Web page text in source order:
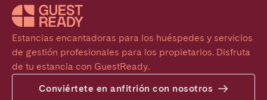
Estancias encantadoras para los huéspedes y servicios
de gestión profesionales para los propietarios. Disfruta
de tu estancia con GuestReady.
Conviértete en anfitrión con nosotros